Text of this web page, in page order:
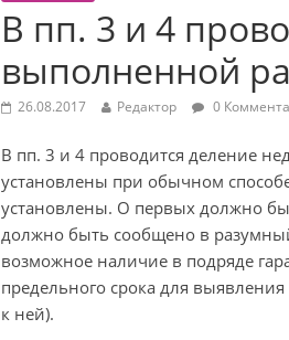
В пп. 3 и 4
выполненной
26.08.2017 Редактор 0
В пп. 3 и 4 проводится деление
установлены при обычном
установлены. О первых должно
должно быть сообщено в
возможное наличие в подряде
предельного срока для выявления
к ней).